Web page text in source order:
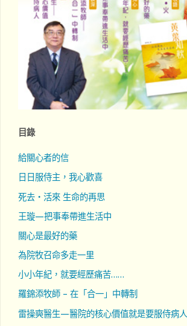
目錄
給關心者的信
日日服侍主，我心歡喜
死去‧活來 生命的再思
王璇—把事奉帶進生活中
關心是最好的藥
為院牧召命多走一里
小小年紀，就要經歷痛苦……
羅錦添牧師 – 在「合一」中轉制
雷操奭醫生—醫院的核心價值就是要服侍病人